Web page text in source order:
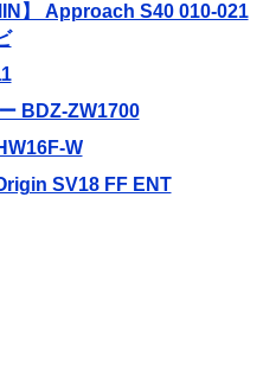
】 Approach S40 010-021
BDZ-ZW1700
W
SV18 FF ENT